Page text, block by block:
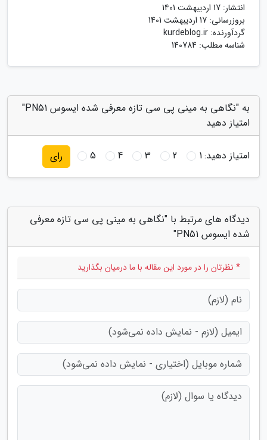
انتشار: 17 اردیبهشت 1401
بروزرسانی: 17 اردیبهشت 1401
گردآورنده: kurdeblog.ir
شناسه مطلب: 140784
به "نگاهی به مینی پی سی تازه معرفی شده ایسوس PN51"
امتیاز دهید
امتیاز دهید:1
2
3
4
5 رای
دیدگاه های مرتبط با "نگاهی به مینی پی سی تازه معرفی
شده ایسوس PN51"
* نظرتان را در مورد این مقاله با ما درمیان بگذارید